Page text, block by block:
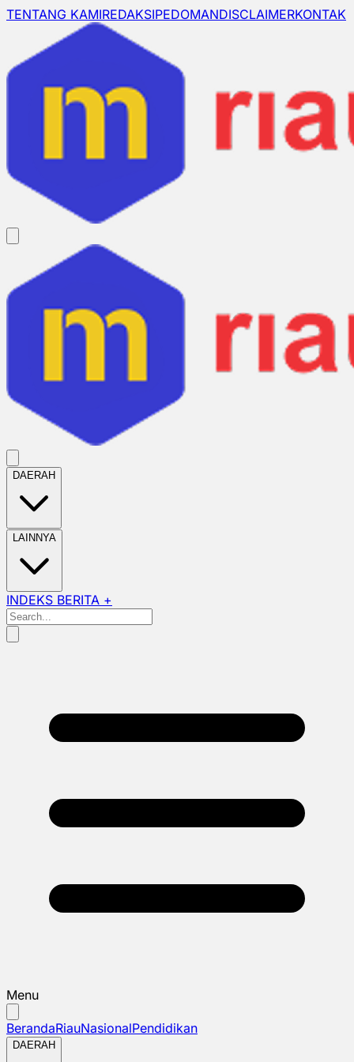
TENTANG KAMIREDAKSIPEDOMANDISCLAIMERKONTAK
DAERAH
LAINNYA
INDEKS BERITA +
Menu
BerandaRiauNasionalPendidikan
DAERAH